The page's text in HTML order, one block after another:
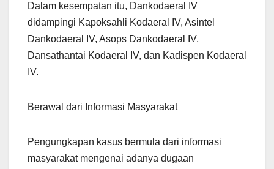
Dalam kesempatan itu, Dankodaeral IV
didampingi Kapoksahli Kodaeral IV, Asintel
Dankodaeral IV, Asops Dankodaeral IV,
Dansathantai Kodaeral IV, dan Kadispen Kodaeral
IV.
Berawal dari Informasi Masyarakat
Pengungkapan kasus bermula dari informasi
masyarakat mengenai adanya dugaan